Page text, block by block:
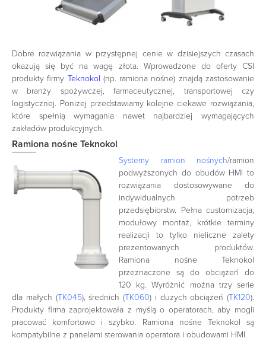
Dobre rozwiązania w przystępnej cenie w dzisiejszych czasach
okazują się być na wagę złota. Wprowadzone do oferty CSI
produkty firmy Teknokol (np. ramiona nośne) znajdą zastosowanie
w branży spożywczej, farmaceutycznej, transportowej czy
logistycznej. Poniżej przedstawiamy kolejne ciekawe rozwiązania,
które spełnią wymagania nawet najbardziej wymagających
zakładów produkcyjnych.
Ramiona nośne Teknokol
Systemy ramion nośnych/ramion
podwyższonych do obudów HMI to
rozwiązania dostosowywane do
indywidualnych potrzeb
przedsiębiorstw. Pełna customizacja,
modułowy montaż, krótkie terminy
realizacji to tylko nieliczne zalety
prezentowanych produktów.
Ramiona nośne Teknokol
przeznaczone są do obciążeń do
120 kg. Wyróżnić można trzy serie
dla małych (TK045), średnich (TK060) i dużych obciążeń (TK120).
Produkty firma zaprojektowała z myślą o operatorach, aby mogli
pracować komfortowo i szybko. Ramiona nośne Teknokol są
kompatybilne z panelami sterowania operatora i obudowami HMI.